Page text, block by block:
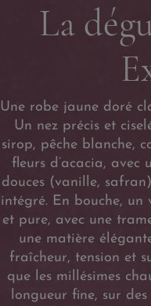
La
Une robe jaune doré
Un nez précis et
sirop, pêche blanche,
fleurs d’acacia, avec
douces (vanille,
intégré. En bouche,
et pure, avec une
une matière
fraîcheur, tension et
que les millésimes
longueur fine, sur des